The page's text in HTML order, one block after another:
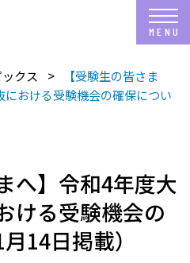
ックス
【受験生の皆さま
おける受験機会の確保につい
へ】令和4年度大
ける受験機会の
14日掲載）